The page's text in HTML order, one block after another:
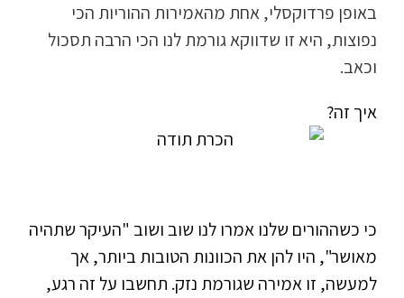
באופן פרדוקסלי, אחת מהאמירות ההוריות הכי
נפוצות, היא זו שדווקא גורמת לנו הכי הרבה תסכול
וכאב.
איך זה?
כי כשההורים שלנו אמרו לנו שוב ושוב "העיקר שתהיה
מאושר", היו להן את הכוונות הטובות ביותר, אך
למעשה, זו אמירה שגורמת נזק. תחשבו על זה רגע,